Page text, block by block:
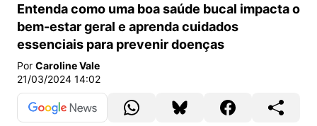
Entenda como uma boa saúde bucal impacta o
bem-estar geral e aprenda cuidados
essenciais para prevenir doenças
Por Caroline Vale
21/03/2024 14:02